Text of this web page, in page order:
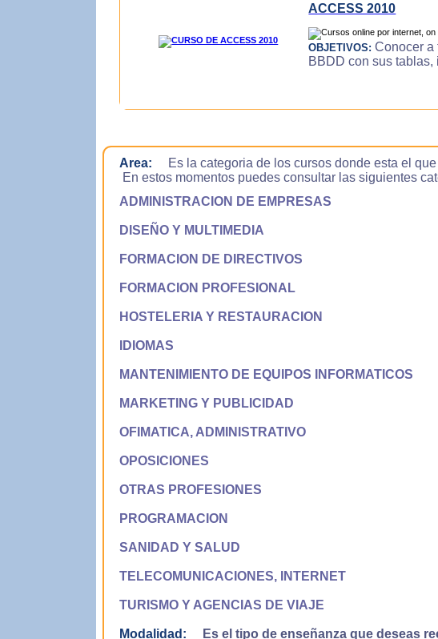
ACCESS 2010
OBJETIVOS: Conocer a
BBDD con sus
Area:
Es la categoria de los cursos donde esta el
En estos momentos puedes consultar las siguientes
ADMINISTRACION DE EMPRESAS
DISEÑO Y MULTIMEDIA
FORMACION DE DIRECTIVOS
FORMACION PROFESIONAL
HOSTELERIA Y RESTAURACION
IDIOMAS
MANTENIMIENTO DE EQUIPOS INFORMATICOS
MARKETING Y PUBLICIDAD
OFIMATICA, ADMINISTRATIVO
OPOSICIONES
OTRAS PROFESIONES
PROGRAMACION
SANIDAD Y SALUD
TELECOMUNICACIONES, INTERNET
TURISMO Y AGENCIAS DE VIAJE
Modalidad: Es el tipo de enseñanza que deseas